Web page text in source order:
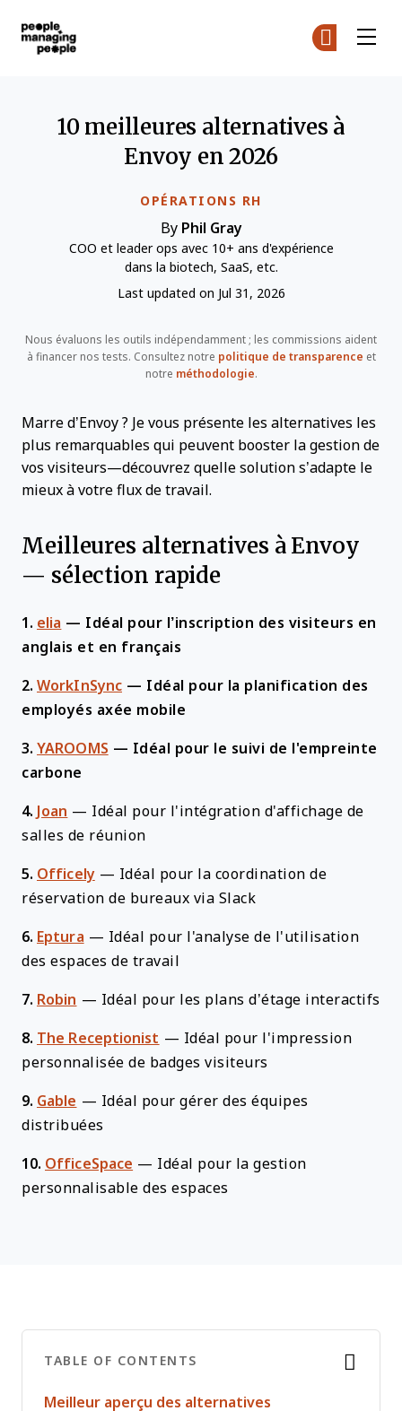
OPÉRATIONS RH
10 meilleures alternatives à
Envoy en 2026
By Phil Gray
COO et leader ops avec 10+ ans d'expérience
dans la biotech, SaaS, etc.
Last updated on Jul 31, 2026
Nous évaluons les outils indépendamment ; les commissions aident
à financer nos tests. Consultez notre politique de transparence et
notre méthodologie.
Marre d’Envoy ? Je vous présente les alternatives les
plus remarquables qui peuvent booster la gestion de
vos visiteurs—découvrez quelle solution s’adapte le
mieux à votre flux de travail.
Meilleures alternatives à Envoy
— sélection rapide
1. elia — Idéal pour l’inscription des visiteurs en
anglais et en français
2. WorkInSync — Idéal pour la planification des
employés axée mobile
3. YAROOMS — Idéal pour le suivi de l'empreinte
carbone
4. Joan — Idéal pour l'intégration d'affichage de
salles de réunion
5. Officely — Idéal pour la coordination de
réservation de bureaux via Slack
6. Eptura — Idéal pour l'analyse de l'utilisation
des espaces de travail
7. Robin — Idéal pour les plans d’étage interactifs
8. The Receptionist — Idéal pour l'impression
personnalisée de badges visiteurs
9. Gable — Idéal pour gérer des équipes
distribuées
10. OfficeSpace — Idéal pour la gestion
personnalisable des espaces
TABLE OF CONTENTS
Meilleur aperçu des alternatives